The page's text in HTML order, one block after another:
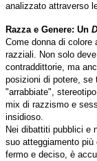
analizzato attraverso
Razza e Genere: Un
Come donna di colore
razziali. Non solo
contraddittorie, ma
posizioni di potere, se
"arrabbiate",
mix di razzismo e
insidioso.
Nei dibattiti pubblici e
suo atteggiamento
fermo e deciso, è